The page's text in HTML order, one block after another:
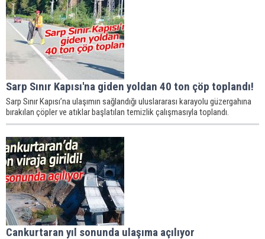
Sarp Sınır Kapısı'na giden yoldan 40 ton çöp toplandı!
Sarp Sınır Kapısı’na ulaşımın sağlandığı uluslararası karayolu güzergahına
bırakılan çöpler ve atıklar başlatılan temizlik çalışmasıyla toplandı.
Cankurtaran yıl sonunda ulaşıma açılıyor